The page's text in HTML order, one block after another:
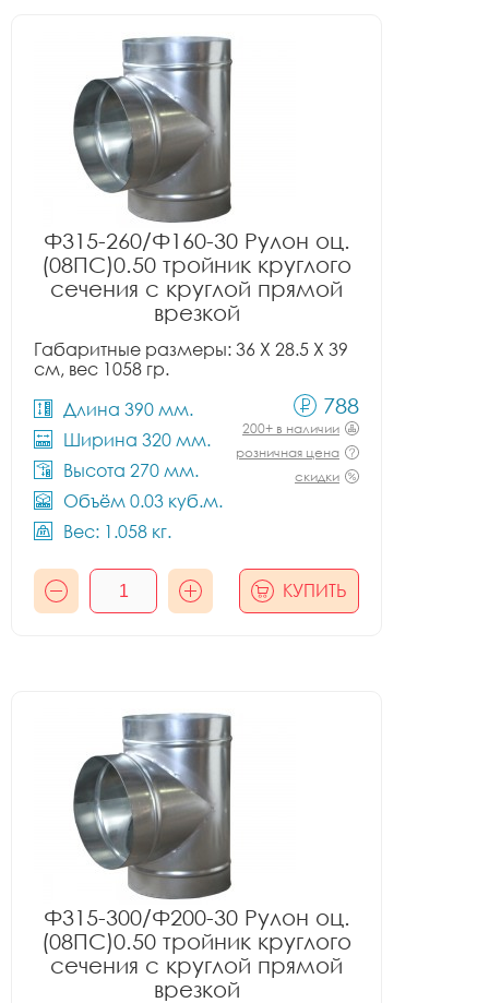
Ф315-260/Ф160-30 Рулон оц.
(08ПС)0.50 тройник круглого
сечения с круглой прямой
врезкой
Габаритные размеры: 36 X 28.5 X 39
см, вес 1058 гр.
Длина 390 мм.
Ширина 320 мм.
Высота 270 мм.
Объём 0.03 куб.м.
Вес: 1.058 кг.
788
200+ в наличии
розничная цена
скидки
КУПИТЬ
Ф315-300/Ф200-30 Рулон оц.
(08ПС)0.50 тройник круглого
сечения с круглой прямой
врезкой